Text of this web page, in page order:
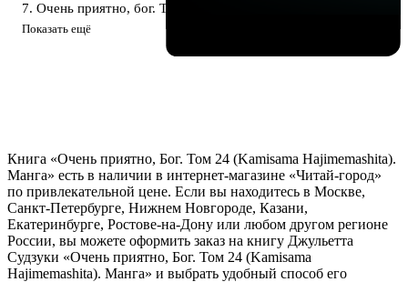
7. Очень приятно, бог. Том 7
Показать ещё
Книга «Очень приятно, Бог. Том 24 (Kamisama Hajimemashita).
Манга» есть в наличии в интернет-магазине «Читай-город»
по привлекательной цене. Если вы находитесь в Москве,
Санкт-Петербурге, Нижнем Новгороде, Казани,
Екатеринбурге, Ростове-на-Дону или любом другом регионе
России, вы можете оформить заказ на книгу Джульетта
Судзуки «Очень приятно, Бог. Том 24 (Kamisama
Hajimemashita). Манга» и выбрать удобный способ его